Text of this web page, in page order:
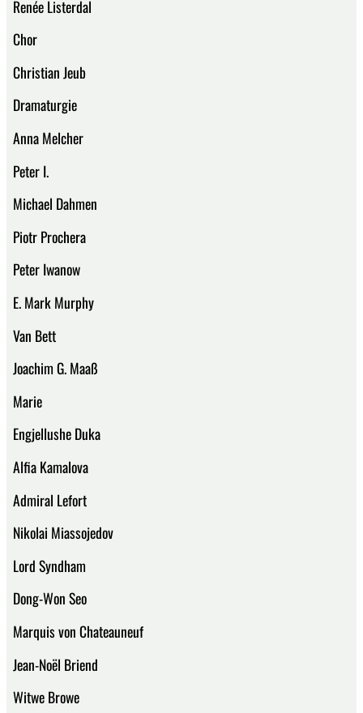
Renée Listerdal
Chor
Christian Jeub
Dramaturgie
Anna Melcher
Peter I.
Michael Dahmen
Piotr Prochera
Peter Iwanow
E. Mark Murphy
Van Bett
Joachim G. Maaß
Marie
Engjellushe Duka
Alfia Kamalova
Admiral Lefort
Nikolai Miassojedov
Lord Syndham
Dong-Won Seo
Marquis von Chateauneuf
Jean-Noël Briend
Witwe Browe